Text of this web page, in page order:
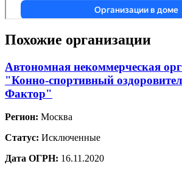
Похожие организации
Автономная некоммерческая
"Конно-спортивный
Фактор"
Регион: Москва
Статус: Исключенные
Дата ОГРН: 16.11.2020